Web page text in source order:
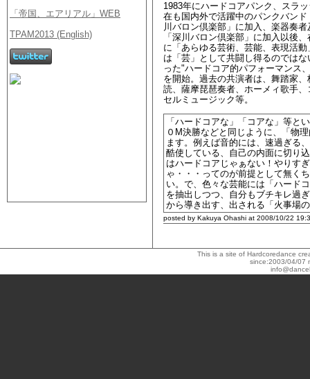
1983年にハードコアパンク、スラ
在も国内外で活躍中のパンクバン
川バロン倶楽部」に加入、楽器奏
「深川バロン倶楽部」に加入以後
に「あらゆる芸術、芸能、表現活
は「芸」として共闘し得るのでは
った"ハードコア的パフォーマンス
を開始。過去の共演者は、舞踏家
読、薩摩琵琶奏者、ホーメィ歌手
セルミュージック等。
「ハードコアな」「コアな」等と
０M決勝などと同じように、「物
ます。例えば音的には、速過ぎる
酷使している、自己の内面に切り
はハードコアじゃぁない！やりす
ゃ・・・ってのが前提として無く
い。で、色々な芸能には「ハード
を抽出しつつ、自分もブチキレ過
から導き出す、出される「火事場
posted by Kakuya Ohashi at 2008/10/22
This is a site of Hardcoredance
since:2003/04/07